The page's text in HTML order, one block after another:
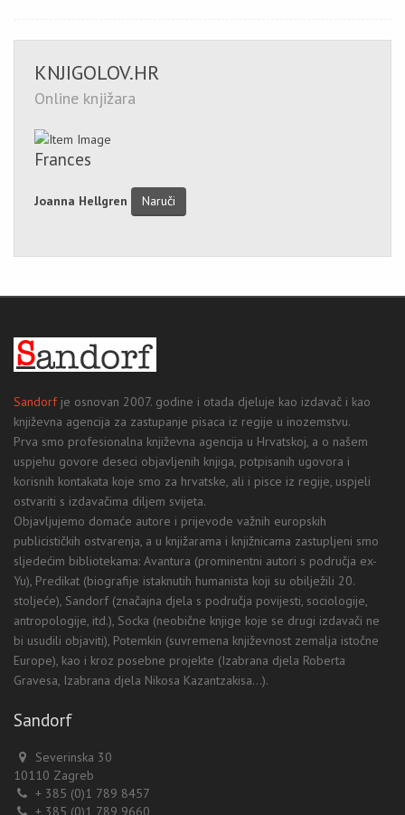
KNJIGOLOV.HR
Online knjižara
Frances
Joanna Hellgren Naruči
Sandorfje osnovan 2007. godine i otada djeluje kao izdavač i kao
književna agencija za zastupanje pisaca iz regije u inozemstvu.
Prva smo profesionalna književna agencija u Hrvatskoj, a o našem
uspjehu govore deseci objavljenih knjiga, potpisanih ugovora i
korisnih kontakata koje smo za hrvatske, ali i pisce iz regije, uspjeli
ostvariti s izdavačima diljem svijeta.
Objavljujemo domaće autore i prijevode važnih europskih
publicističkih ostvarenja, a u knjižarama i knjižnicama zastupljeni smo
sljedećim bibliotekama: Avantura (prominentni autori s područja ex-
Yu), Predikat (biografije istaknutih humanista koji su obilježili 20.
stoljeće), Sandorf (značajna djela s područja povijesti, sociologije,
antropologije, itd.), Socka (neobične knjige koje se drugi izdavači ne
bi usudili objaviti), Potemkin (suvremena književnost zemalja istočne
Europe), kao i kroz posebne projekte (Izabrana djela Roberta
Gravesa, Izabrana djela Nikosa Kazantzakisa...).
Sandorf
Severinska 30
10110 Zagreb
+ 385 (0)1 789 8457
+ 385 (0)1 789 9660